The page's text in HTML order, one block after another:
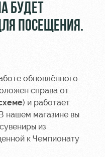
БУДЕТ
ПОСЕЩЕНИЯ.
обновлённого
справа от
) и работает
нашем магазине вы
из
к Чемпионату